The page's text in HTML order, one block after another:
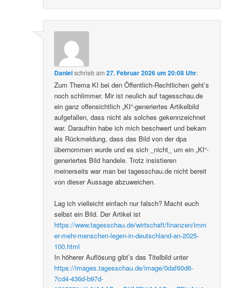
Danielschriebam27. Februar 2026 um 20:08 Uhr:
Zum Thema KI bei den Öffentlich-Rechtlichen geht’s
noch schlimmer. Mir ist neulich auf tagesschau.de
ein ganz offensichtlich „KI“-generiertes Artikelbild
aufgefallen, dass nicht als solches gekennzeichnet
war. Daraufhin habe ich mich beschwert und bekam
als Rückmeldung, dass das Bild von der dpa
übernommen wurde und es sich _nicht_ um ein „KI“-
generiertes Bild handele. Trotz insistieren
meinerseits war man bei tagesschau.de nicht bereit
von dieser Aussage abzuweichen.
Lag ich vielleicht einfach nur falsch? Macht euch
selbst ein Bild. Der Artikel ist
https://www.tagesschau.de/wirtschaft/finanzen/imm
er-mehr-menschen-legen-in-deutschland-an-2025-
100.html
In höherer Auflösung gibt’s das Titelbild unter
https://images.tagesschau.de/image/0daf60d6-
7cd4-436d-b97d-